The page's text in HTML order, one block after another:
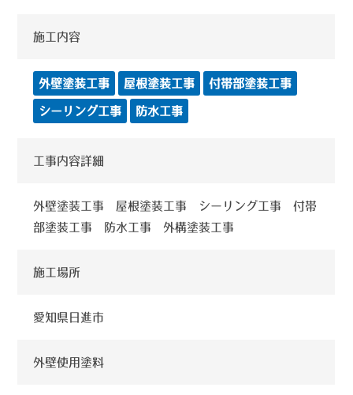
施工内容
外壁塗装工事 屋根塗装工事 付帯部塗装工事
シーリング工事 防水工事
工事内容詳細
外壁塗装工事 屋根塗装工事 シーリング工事 付帯
部塗装工事 防水工事 外構塗装工事
施工場所
愛知県日進市
外壁使用塗料